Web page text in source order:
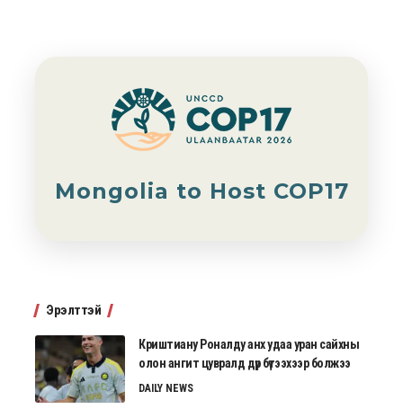
Mongolia to Host COP17
Эрэлттэй
Криштиану Роналду анх удаа уран сайхны
олон ангит цувралд дүр бүтээхээр болжээ
DAILY NEWS